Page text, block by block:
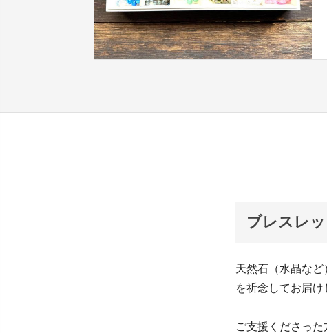
ブレスレ
天然石（水晶な
を祈念してお届け
ご支援くださっ